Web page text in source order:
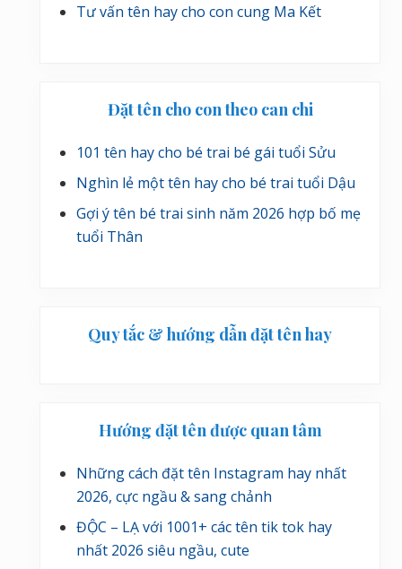
Tư vấn tên hay cho con cung Ma Kết
Đặt tên cho con theo can chi
101 tên hay cho bé trai bé gái tuổi Sửu
Nghìn lẻ một tên hay cho bé trai tuổi Dậu
Gợi ý tên bé trai sinh năm 2026 hợp bố mẹ
tuổi Thân
Quy tắc & hướng dẫn đặt tên hay
Hướng đặt tên được quan tâm
Những cách đặt tên Instagram hay nhất
2026, cực ngầu & sang chảnh
ĐỘC – LẠ với 1001+ các tên tik tok hay
nhất 2026 siêu ngầu, cute